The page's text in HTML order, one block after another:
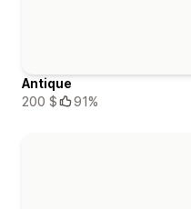
Antique
200 $
91%